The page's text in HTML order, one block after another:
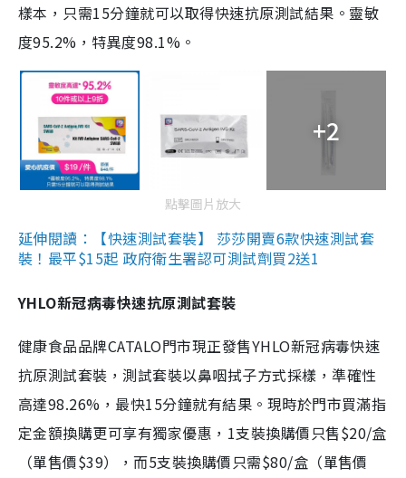
樣本，只需15分鐘就可以取得快速抗原測試結果。靈敏
度95.2%，特異度98.1%。
+2
點擊圖片放大
延伸閱讀：【快速測試套裝】 莎莎開賣6款快速測試套
裝！最平$15起 政府衛生署認可測試劑買2送1
YHLO新冠病毒快速抗原測試套裝
健康食品品牌CATALO門市現正發售YHLO新冠病毒快速
抗原測試套裝，測試套裝以鼻咽拭子方式採樣，準確性
高達98.26%，最快15分鐘就有結果。現時於門市買滿指
定金額換購更可享有獨家優惠，1支裝換購價只售$20/盒
（單售價$39），而5支裝換購價只需$80/盒（單售價